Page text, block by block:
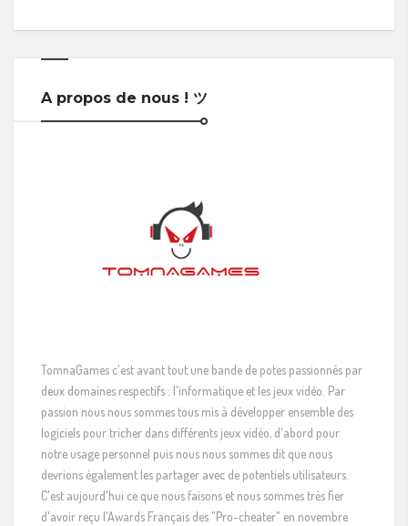
A propos de nous ! ツ
TomnaGames c'est avant tout une bande de potes passionnés par
deux domaines respectifs : l'informatique et les jeux vidéo. Par
passion nous nous sommes tous mis à développer ensemble des
logiciels pour tricher dans différents jeux vidéo, d'abord pour
notre usage personnel puis nous nous sommes dit que nous
devrions également les partager avec de potentiels utilisateurs.
C'est aujourd'hui ce que nous faisons et nous sommes très fier
d'avoir reçu l'Awards Français des "Pro-cheater" en novembre